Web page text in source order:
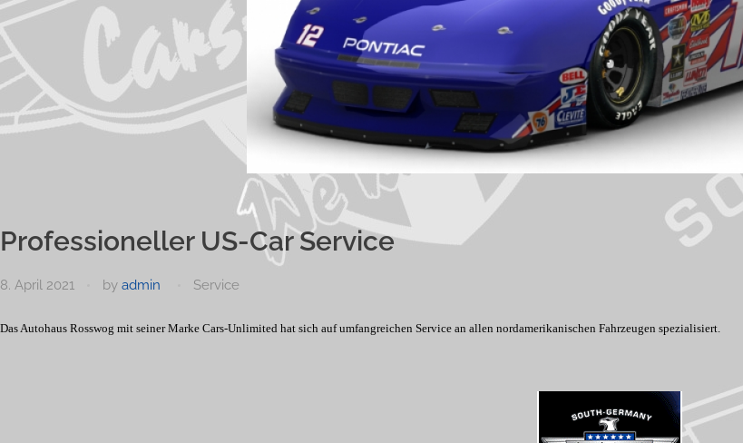
Professioneller US-Car Service
8. April 2021 by admin Service
Das Autohaus Rosswog mit seiner Marke Cars-Unlimited hat sich auf umfangreichen Service an allen nordamerikanischen Fahrzeugen spezialisiert.